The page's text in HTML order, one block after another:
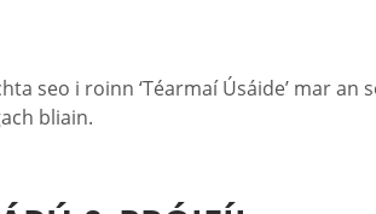
seo i roinn ‘Téarmaí Úsáide’ mar
bliain.